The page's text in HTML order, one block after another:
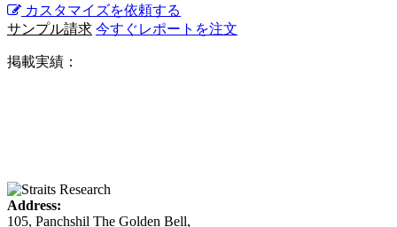
カスタマイズを依頼する
サンプル請求 今すぐレポートを注文
掲載実績：
Address:
105, Panchshil The Golden Bell,